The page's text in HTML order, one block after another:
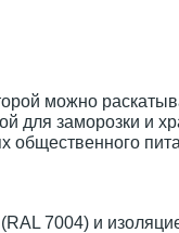
можно
для заморозки и
общественного
7004) и